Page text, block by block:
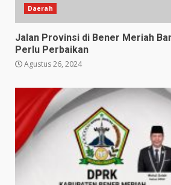
Daerah
Jalan Provinsi di Bener Meriah
Perlu Perbaikan
Agustus 26, 2024